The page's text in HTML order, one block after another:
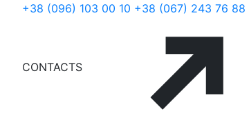
+38 (096) 103 00 10 +38 (067) 243 76 88
CONTACTS